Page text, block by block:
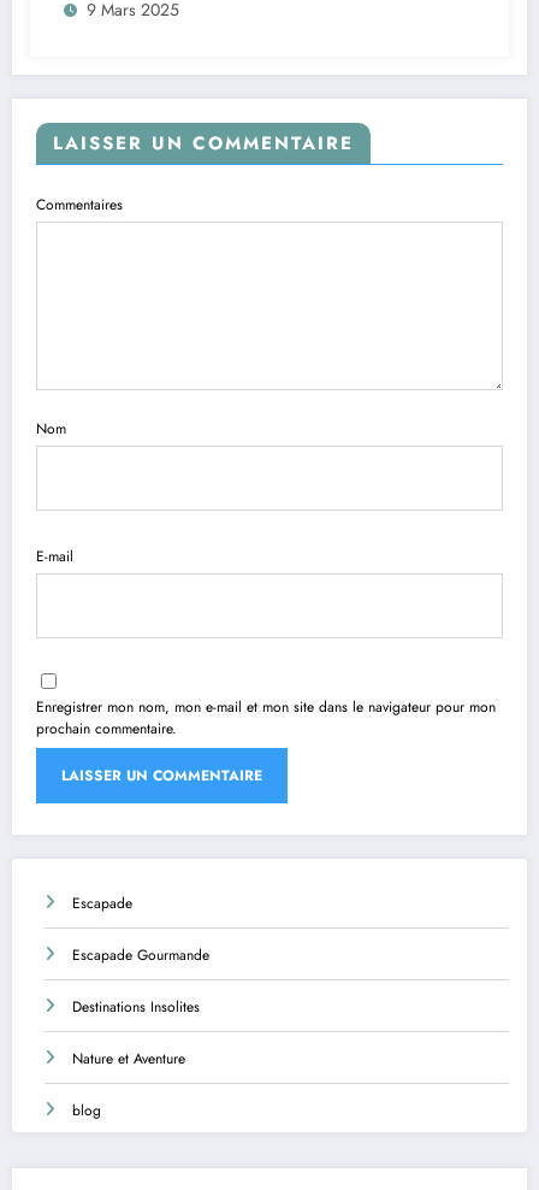
9 Mars 2025
LAISSER UN COMMENTAIRE
Commentaires
Nom
E-mail
Enregistrer mon nom, mon e-mail et mon site dans le navigateur pour mon
prochain commentaire.
Escapade
Escapade Gourmande
Destinations Insolites
Nature et Aventure
blog